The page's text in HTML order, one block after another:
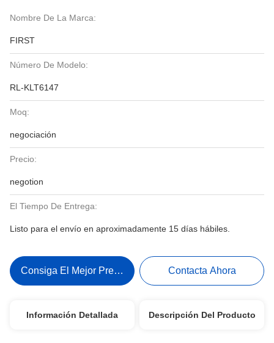
Nombre De La Marca:
FIRST
Número De Modelo:
RL-KLT6147
Moq:
negociación
Precio:
negotion
El Tiempo De Entrega:
Listo para el envío en aproximadamente 15 días hábiles.
Consiga El Mejor Precio Contacta Ahora
Información Detallada Descripción Del Producto